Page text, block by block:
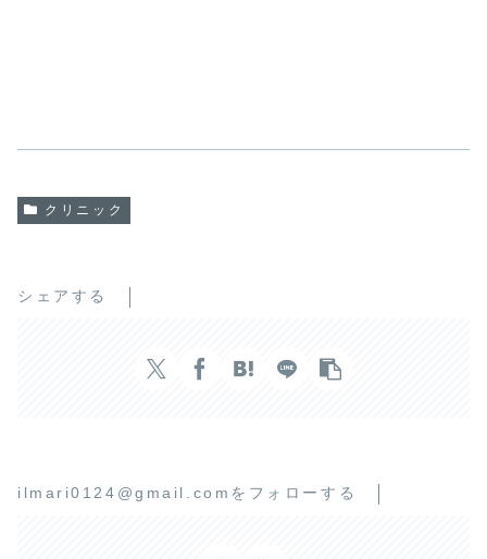
クリニック
シェアする
ilmari0124@gmail.comをフォローする